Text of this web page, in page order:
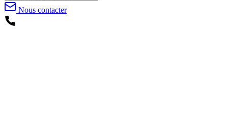
Nous contacter